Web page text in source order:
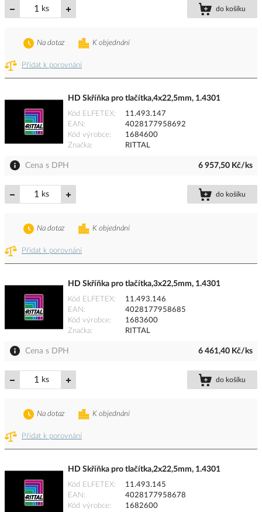
ks do košíku
Přidat k porovnání
K objednání
Na dotaz
HD Skříňka pro tlačítka,4x22,5mm, 1.4301
Kód ELFETEX
11.493.147
EAN
4028177958692
Kód výrobce
1684600
Značka
RITTAL
Cena s DPH 6 957,50 Kč/ks
ks do košíku
Přidat k porovnání
K objednání
Na dotaz
HD Skříňka pro tlačítka,3x22,5mm, 1.4301
Kód ELFETEX
11.493.146
EAN
4028177958685
Kód výrobce
1683600
Značka
RITTAL
Cena s DPH 6 461,40 Kč/ks
ks do košíku
Přidat k porovnání
K objednání
Na dotaz
HD Skříňka pro tlačítka,2x22,5mm, 1.4301
Kód ELFETEX
11.493.145
EAN
4028177958678
Kód výrobce
1682600